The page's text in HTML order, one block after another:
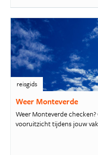
reisgids
Weer Monteverde
Weer Monteverde
vooruitzicht tijdens jouw